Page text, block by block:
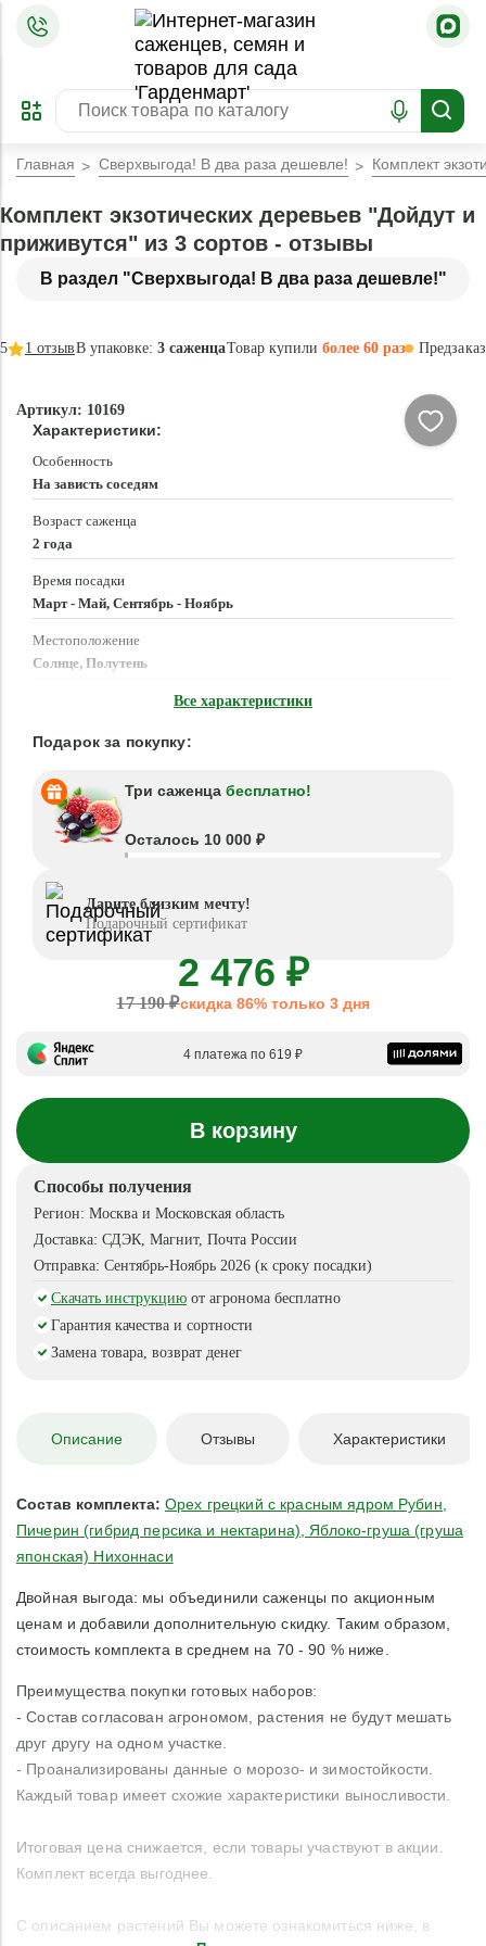
ПРЕДЗАКАЗ
ЗАБРОНИРОВАТЬ
ЛУЧШЕЕ
Главная Сверхвыгода! В два раза дешевле! Комплект
В раздел "Сверхвыгода! В два раза дешевле!"
Комплект экзотических деревьев "Дойдут и
приживутся" из 3 сортов - отзывы
В упаковке:3 саженцаТовар купилиболее 60 раз
5 1 отзыв Предзаказ
–45 °
Артикул: 10169
Характеристики:
Особенность
На зависть соседям
Возраст саженца
2 года
Время посадки
Март - Май, Сентябрь - Ноябрь
Местоположение
Солнце, Полутень
Все характеристики
Подарок за покупку:
Три саженца бесплатно!
Осталось 10 000 ₽
Дарите близким мечту!
Подарочный сертификат
2 476 ₽
17 190 ₽скидка 86% только 3 дня
4 платежа по 619 ₽
В корзину
Способы получения
Регион: Москва и Московская область
Доставка: СДЭК, Магнит, Почта России
Отправка: Сентябрь-Ноябрь 2026 (к сроку посадки)
Скачать инструкцию от агронома бесплатно
Гарантия качества и сортности
Замена товара, возврат денег
Описание Отзывы Характеристики
Состав комплекта: Орех грецкий с красным ядром Рубин,
Пичерин (гибрид персика и нектарина), Яблоко-груша (груша
японская) Нихоннаси
Двойная выгода: мы объединили саженцы по акционным
ценам и добавили дополнительную скидку. Таким образом,
стоимость комплекта в среднем на 70 - 90 % ниже.
Преимущества покупки готовых наборов:
- Состав согласован агрономом, растения не будут мешать
друг другу на одном участке.
- Проанализированы данные о морозо- и зимостойкости.
Каждый товар имеет схожие характеристики выносливости.
Итоговая цена снижается, если товары участвуют в акции.
Комплект всегда выгоднее.
С описанием растений Вы можете ознакомиться ниже, в